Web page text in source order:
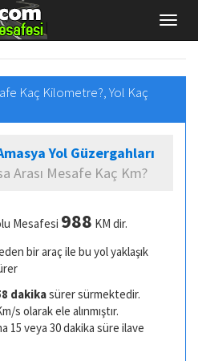
Kaç Kilometre?, Yol Kaç
Yol Güzergahları
Arası Mesafe Kaç Km?
Mesafesi 988 KM dir.
bir araç ile bu yol yaklaşık
dakikasürer sürmektedir.
s olarak ele alınmıştır.
15 veya 30 dakika süre ilave